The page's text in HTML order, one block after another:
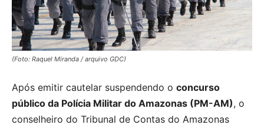
(Foto: Raquel Miranda / arquivo GDC)
Após emitir cautelar suspendendo o concurso
público da Polícia Militar do Amazonas (PM-AM), o
conselheiro do Tribunal de Contas do Amazonas